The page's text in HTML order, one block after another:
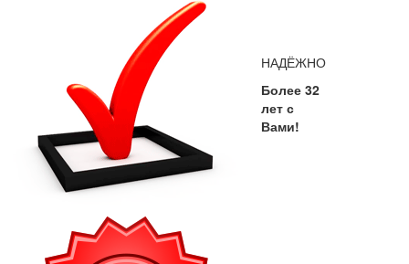
НАДЁЖНО
Более 32
лет с
Вами!